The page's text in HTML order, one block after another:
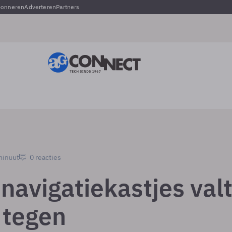
AdverterenPartners
0 reacties
valt